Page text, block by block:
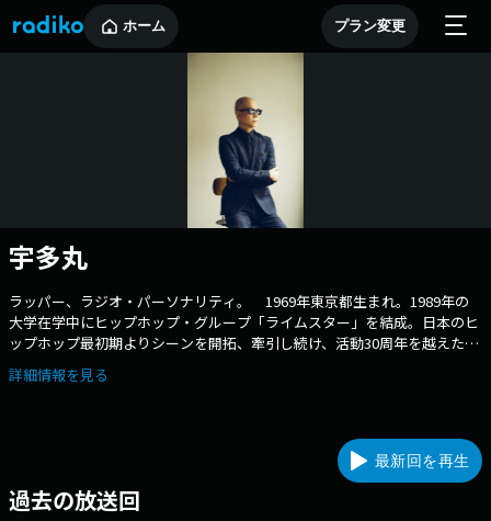
ホーム プラン変更
宇多丸
ラッパー、ラジオ・パーソナリティ。 1969年東京都生まれ。1989年の
大学在学中にヒップホップ・グループ「ライムスター」を結成。日本のヒ
ップホップ最初期よりシーンを開拓、牽引し続け、活動30周年を越えた現
在も、ラッパーとして、第一線で驚異的な活躍をみせている。また、2007
年にTBSラジオ『ライムスター宇多丸のウィークエンド・シャッフル』が
年4月から、TBSラジオで月曜から金曜日の18:00〜21:00放送「アフター6
ジャンクション」のメインパーソナリティを務める。 ライムスターの近
作に、2022年5月25日リリースのシングル「世界、西原商会の世界！ Part
2 逆featuring CRAZY KEN BAND」は、オリコン週間シングルランキングで
詳細情報を見る
最新回を再生
過去の放送回